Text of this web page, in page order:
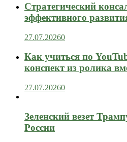
Стратегический
эффективного
27.07.20260
Как учиться по
конспект из ролика
27.07.20260
Зеленский везет
России